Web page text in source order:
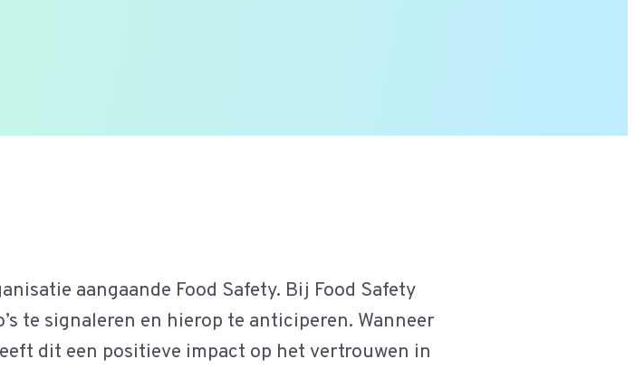
aangaande Food Safety. Bij Food Safety
te signaleren en hierop te anticiperen. Wanneer
dit een positieve impact op het vertrouwen in